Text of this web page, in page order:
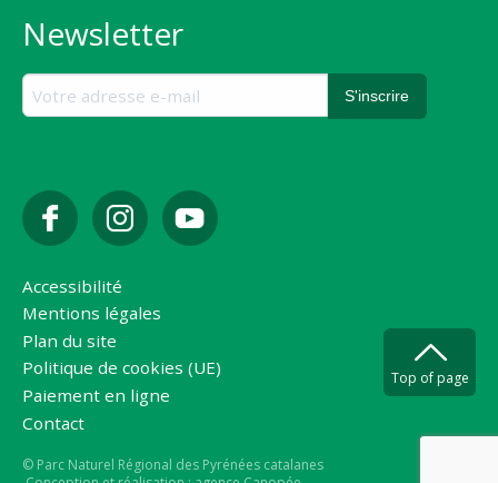
Newsletter
Accessibilité
Mentions légales
Plan du site
Politique de cookies (UE)
Paiement en ligne
Contact
Copyright
© Parc Naturel Régional des Pyrénées catalanes
Top of page